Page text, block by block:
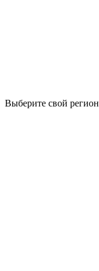
Выберите свой регион